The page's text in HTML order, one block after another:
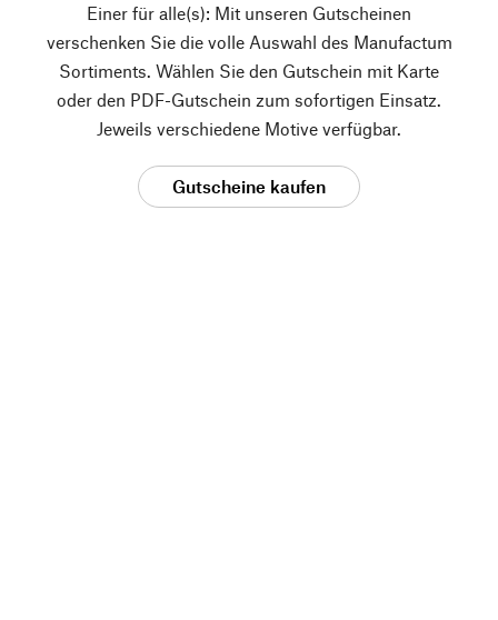
Einer für alle(s): Mit unseren Gutscheinen
verschenken Sie die volle Auswahl des Manufactum
Sortiments. Wählen Sie den Gutschein mit Karte
oder den PDF-Gutschein zum sofortigen Einsatz.
Jeweils verschiedene Motive verfügbar.
Gutscheine kaufen